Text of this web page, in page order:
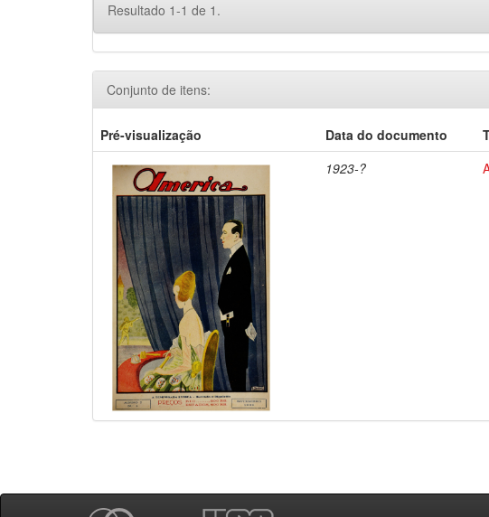
Resultado 1-1 de 1.
Conjunto de itens:
Pré-visualização Data do documento
1923-?